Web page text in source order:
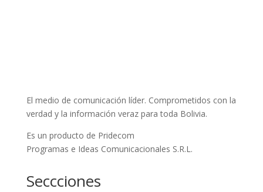
El medio de comunicación líder. Comprometidos con la
verdad y la información veraz para toda Bolivia.
Es un producto de Pridecom
Programas e Ideas Comunicacionales S.R.L.
Seccciones